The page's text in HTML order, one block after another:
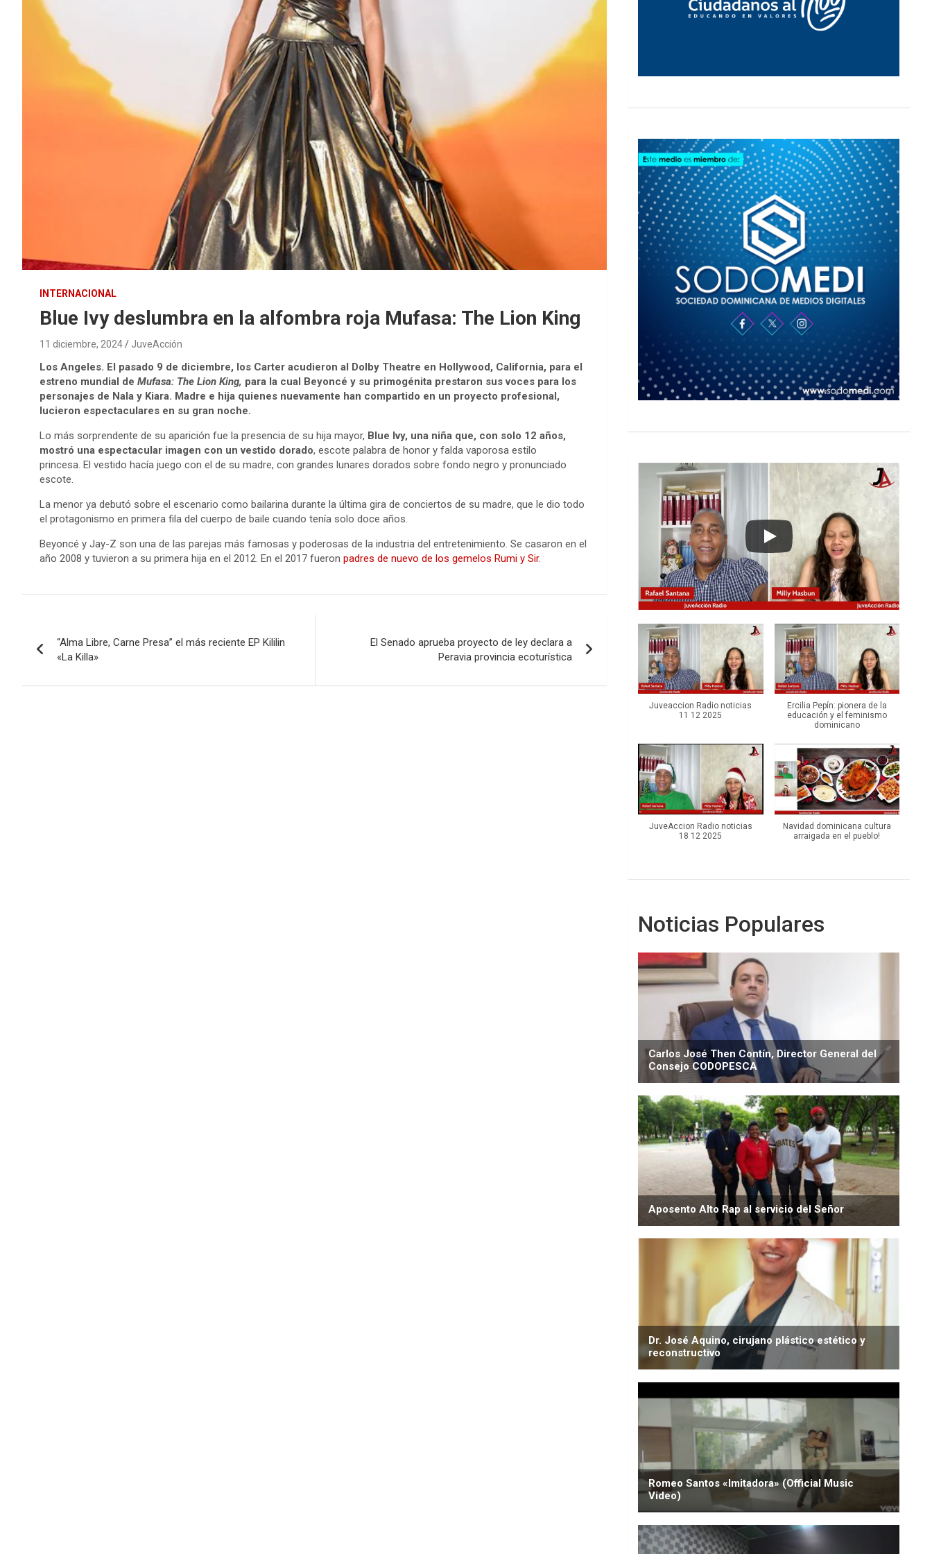
INTERNACIONAL
Blue Ivy deslumbra en la alfombra roja Mufasa: The Lion King
11 diciembre, 2024 JuveAcción
Los Angeles. El pasado 9 de diciembre, los Carter acudieron al Dolby Theatre en Hollywood, California, para el
estreno mundial de Mufasa: The Lion King, para la cual Beyoncé y su primogénita prestaron sus voces para los
personajes de Nala y Kiara. Madre e hija quienes nuevamente han compartido en un proyecto profesional,
lucieron espectaculares en su gran noche.
Lo más sorprendente de su aparición fue la presencia de su hija mayor, Blue Ivy, una niña que, con solo 12 años,
mostró una espectacular imagen con un vestido dorado, escote palabra de honor y falda vaporosa estilo
princesa. El vestido hacía juego con el de su madre, con grandes lunares dorados sobre fondo negro y pronunciado
escote.
La menor ya debutó sobre el escenario como bailarina durante la última gira de conciertos de su madre, que le dio todo
el protagonismo en primera fila del cuerpo de baile cuando tenía solo doce años.
Beyoncé y Jay-Z son una de las parejas más famosas y poderosas de la industria del entretenimiento. Se casaron en el
año 2008 y tuvieron a su primera hija en el 2012. En el 2017 fueron padres de nuevo de los gemelos Rumi y Sir.
de
entradas
“Alma Libre, Carne Presa” el más reciente EP Kililin
«La Killa»
El Senado aprueba proyecto de ley declara a
Peravia provincia ecoturística
Juveaccion Radio noticias
11 12 2025
Ercilia Pepín: pionera de la
educación y el feminismo
dominicano
JuveAccion Radio noticias
18 12 2025
Navidad dominicana cultura
arraigada en el pueblo!
Noticias Populares